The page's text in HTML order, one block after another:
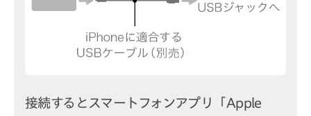
接続するとスマートフォンアプリ「Apple